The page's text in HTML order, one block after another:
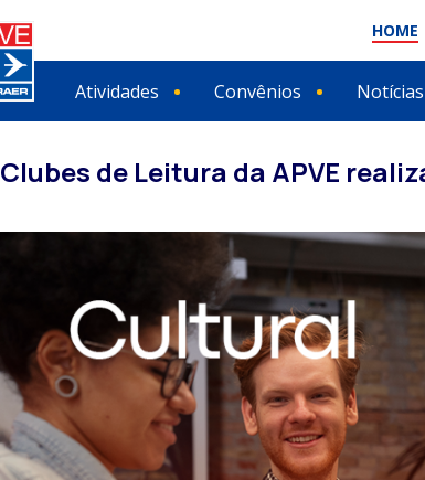
HOME
Atividades Convênios Notícias
Clubes de Leitura da APVE